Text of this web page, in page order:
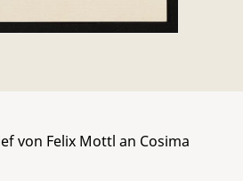
von Felix Mottl an Cosima